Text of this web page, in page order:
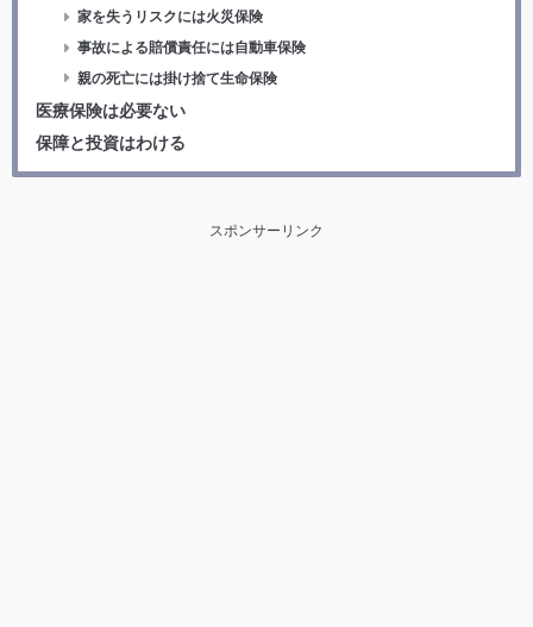
家を失うリスクには火災保険
事故による賠償責任には自動車保険
親の死亡には掛け捨て生命保険
医療保険は必要ない
保障と投資はわける
スポンサーリンク